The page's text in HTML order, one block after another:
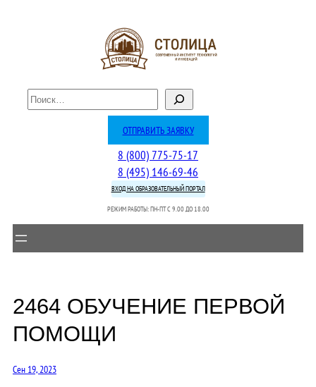
П
о
ОТПРАВИТЬ ЗАЯВКУ
8 (800) 775-75-17
8 (495) 146-69-46
ВХОД НА ОБРАЗОВАТЕЛЬНЫЙ ПОРТАЛ
РЕЖИМ РАБОТЫ: ПН-ПТ C 9.00 ДО 18.00
2464 ОБУЧЕНИЕ ПЕРВОЙ
ПОМОЩИ
Сен 19, 2023